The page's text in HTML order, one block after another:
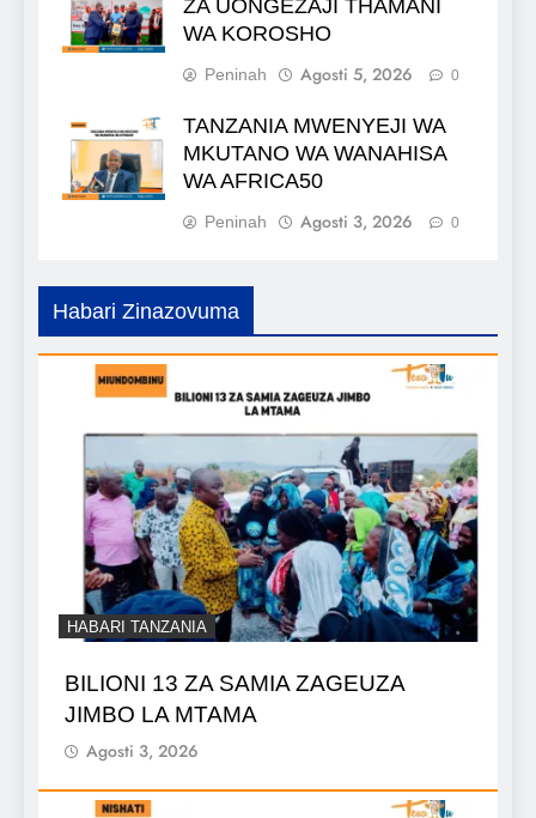
ZA UONGEZAJI THAMANI
WA KOROSHO
Peninah Agosti 5, 2026 0
TANZANIA MWENYEJI WA
MKUTANO WA WANAHISA
WA AFRICA50
Peninah Agosti 3, 2026 0
Habari Zinazovuma
HABARI TANZANIA
BILIONI 13 ZA SAMIA ZAGEUZA
JIMBO LA MTAMA
Agosti 3, 2026